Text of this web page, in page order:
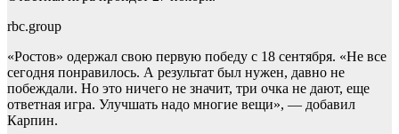
rbc.group
«Ростов» одержал свою первую победу с 18 сентября. «Не все
сегодня понравилось. А результат был нужен, давно не
побеждали. Но это ничего не значит, три очка не дают, еще
ответная игра. Улучшать надо многие вещи», — добавил
Карпин.